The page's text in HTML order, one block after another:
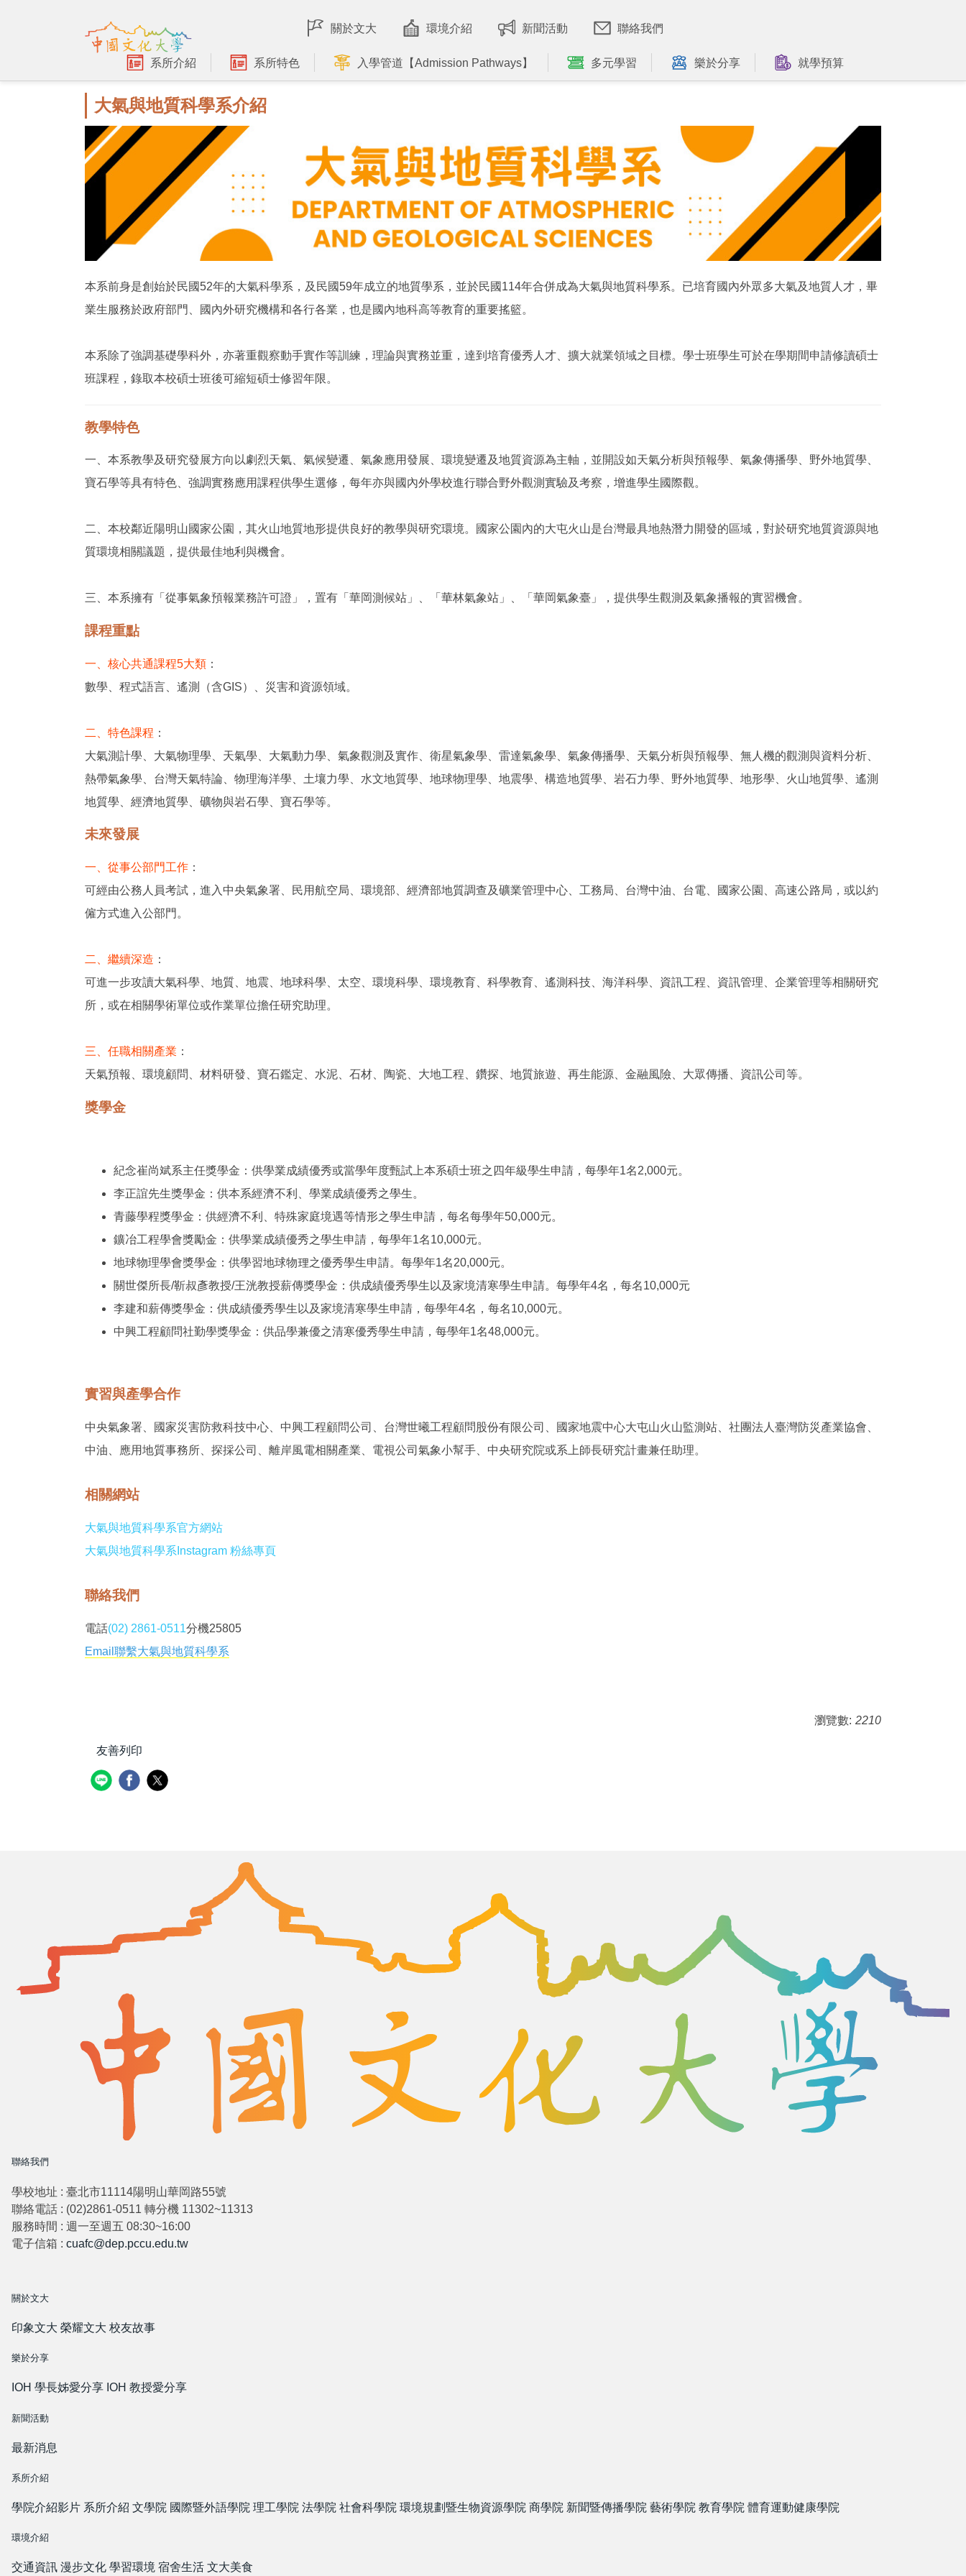
內
關於文大 環境介紹 新聞活動 聯絡我們
系所介紹 系所特色 入學管道【Admission Pathways】 多元學習 樂於分享 就學預算
大氣與地質科學系介紹
本系前身是創始於民國52年的大氣科學系，及民國59年成立的地質學系，並於民國114年合併成為大氣與地質科學系。已培育國內外眾多大氣及地質人才，畢
業生服務於政府部門、國內外研究機構和各行各業，也是國內地科高等教育的重要搖籃。
本系除了強調基礎學科外，亦著重觀察動手實作等訓練，理論與實務並重，達到培育優秀人才、擴大就業領域之目標。學士班學生可於在學期間申請修讀碩士
班課程，錄取本校碩士班後可縮短碩士修習年限。
教學特色
一、本系教學及研究發展方向以劇烈天氣、氣候變遷、氣象應用發展、環境變遷及地質資源為主軸，並開設如天氣分析與預報學、氣象傳播學、野外地質學、
寶石學等具有特色、強調實務應用課程供學生選修，每年亦與國內外學校進行聯合野外觀測實驗及考察，增進學生國際觀。
二、本校鄰近陽明山國家公園，其火山地質地形提供良好的教學與研究環境。國家公園內的大屯火山是台灣最具地熱潛力開發的區域，對於研究地質資源與地
質環境相關議題，提供最佳地利與機會。
三、本系擁有「從事氣象預報業務許可證」，置有「華岡測候站」、「華林氣象站」、「華岡氣象臺」，提供學生觀測及氣象播報的實習機會。
課程重點
一、核心共通課程5大類 ：
數學、程式語言、遙測（含GIS）、災害和資源領域。
二、特色課程 ：
大氣測計學、大氣物理學、天氣學、大氣動力學、氣象觀測及實作、衛星氣象學、雷達氣象學、氣象傳播學、天氣分析與預報學、無人機的觀測與資料分析、
熱帶氣象學、台灣天氣特論、物理海洋學、土壤力學、水文地質學、地球物理學、地震學、構造地質學、岩石力學、野外地質學、地形學、火山地質學、遙測
地質學、經濟地質學、礦物與岩石學、寶石學等。
未來發展
一、從事公部門工作 ：
可經由公務人員考試，進入中央氣象署、民用航空局、環境部、經濟部地質調查及礦業管理中心、工務局、台灣中油、台電、國家公園、高速公路局，或以約
僱方式進入公部門。
二、繼續深造 ：
可進一步攻讀大氣科學、地質、地震、地球科學、太空、環境科學、環境教育、科學教育、遙測科技、海洋科學、資訊工程、資訊管理、企業管理等相關研究
所，或在相關學術單位或作業單位擔任研究助理。
三、任職相關產業 ：
天氣預報、環境顧問、材料研發、寶石鑑定、水泥、石材、陶瓷、大地工程、鑽探、地質旅遊、再生能源、金融風險、大眾傳播、資訊公司等。
獎學金
紀念崔尚斌系主任獎學金：供學業成績優秀或當學年度甄試上本系碩士班之四年級學生申請，每學年1名2,000元。
李正誼先生獎學金：供本系經濟不利、學業成績優秀之學生。
青藤學程獎學金：供經濟不利、特殊家庭境遇等情形之學生申請，每名每學年50,000元。
鑛冶工程學會獎勵金：供學業成績優秀之學生申請，每學年1名10,000元。
地球物理學會獎學金：供學習地球物理之優秀學生申請。每學年1名20,000元。
關世傑所長/靳叔彥教授/王洸教授薪傳獎學金：供成績優秀學生以及家境清寒學生申請。每學年4名，每名10,000元
李建和薪傳獎學金：供成績優秀學生以及家境清寒學生申請，每學年4名，每名10,000元。
中興工程顧問社勤學獎學金：供品學兼優之清寒優秀學生申請，每學年1名48,000元。
實習與產學合作
中央氣象署、國家災害防救科技中心、中興工程顧問公司、台灣世曦工程顧問股份有限公司、國家地震中心大屯山火山監測站、社團法人臺灣防災產業協會、
中油、應用地質事務所、探採公司、離岸風電相關產業、電視公司氣象小幫手、中央研究院或系上師長研究計畫兼任助理。
相關網站
大氣與地質科學系官方網站
大氣與地質科學系Instagram 粉絲專頁
聯絡我們
電話(02) 2861-0511分機25805
Email 聯繫大氣與地質科學系
瀏覽數: 2210
友善列印
聯絡我們
學校地址 : 臺北市11114陽明山華岡路55號
聯絡電話 : (02)2861-0511 轉分機 11302~11313
服務時間 : 週一至週五 08:30~16:00
電子信箱 : cuafc@dep.pccu.edu.tw
關於文大
印象文大 榮耀文大 校友故事
樂於分享
IOH 學長姊愛分享 IOH 教授愛分享
新聞活動
最新消息
系所介紹
學院介紹影片 系所介紹 文學院 國際暨外語學院 理工學院 法學院 社會科學院 環境規劃暨生物資源學院 商學院 新聞暨傳播學院 藝術學院 教育學院 體育運動健康學院
環境介紹
交通資訊 漫步文化 學習環境 宿舍生活 文大美食